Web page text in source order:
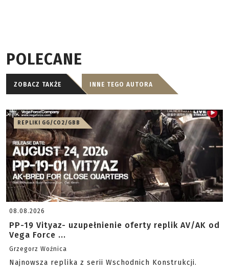
POLECANE
ZOBACZ TAKŻE INNE TEGO AUTORA
REPLIKI GG/CO2/GBB
08.08.2026
PP-19 Vityaz- uzupełnienie oferty replik AV/AK od
Vega Force ...
Grzegorz Woźnica
Najnowsza replika z serii Wschodnich Konstrukcji.